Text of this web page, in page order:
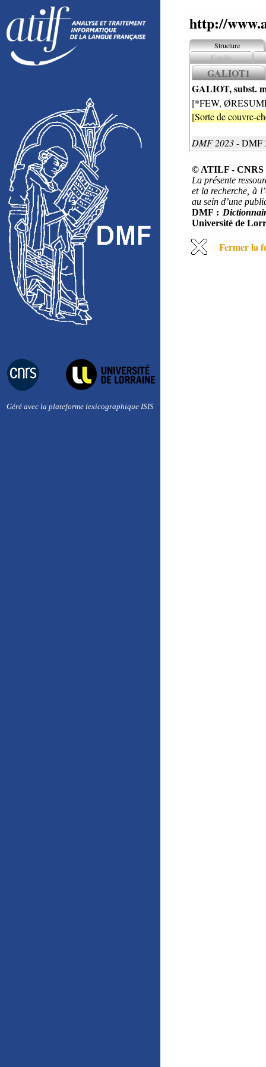
Géré avec la plateforme lexicographique ISIS
http://
Structure
Famille
GALIOT1
GALIOT, subst.
[*FEW,
[Sorte de couvre-
DMF 2023- DMF
© ATILF - CNRS
La présente
et la recherche, à
au sein d’une
DMF :
Université de
Fermer la